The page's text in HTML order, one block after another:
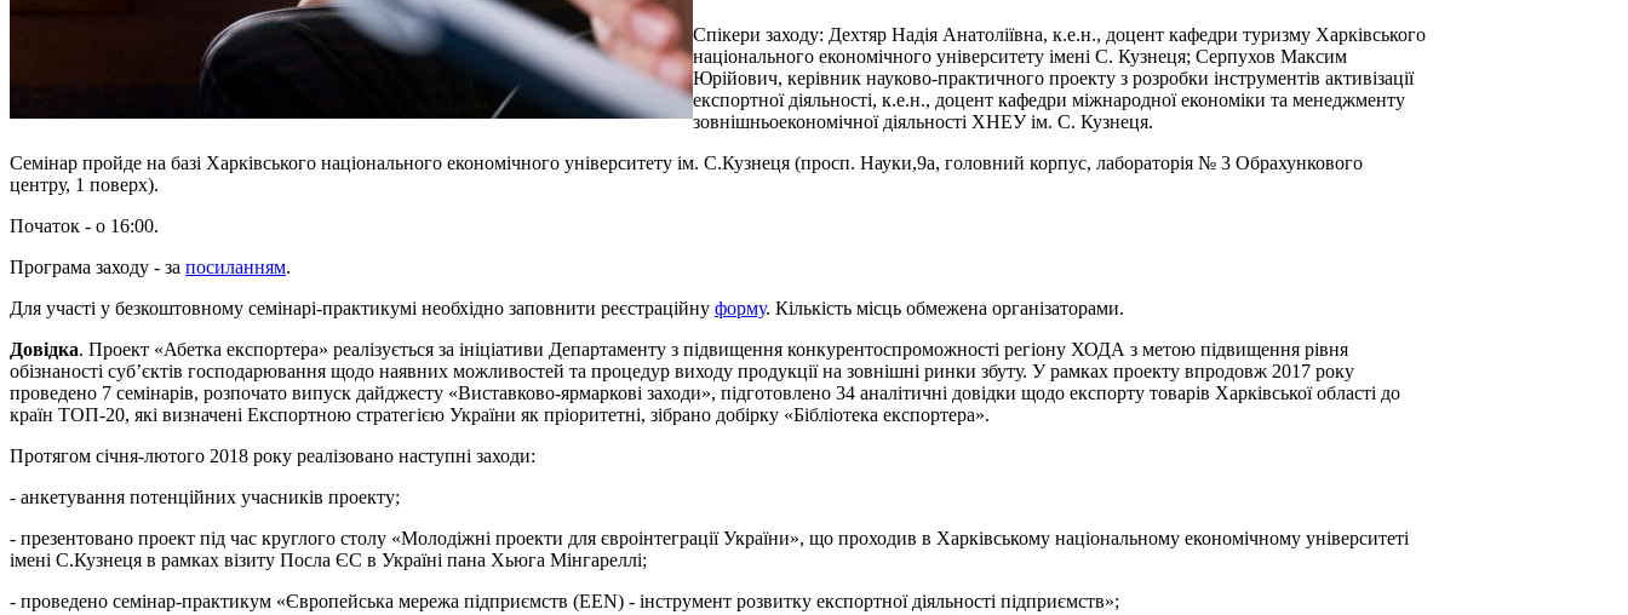
Спікери заходу: Дехтяр Надія Анатоліївна, к.е.н., доцент кафедри туризму Харківського
національного економічного університету імені С. Кузнеця; Серпухов Максим
Юрійович, керівник науково-практичного проекту з розробки інструментів активізації
експортної діяльності, к.е.н., доцент кафедри міжнародної економіки та менеджменту
зовнішньоекономічної діяльності ХНЕУ ім. С. Кузнеця.
Семінар пройде на базі Харківського національного економічного університету ім. С.Кузнеця (просп. Науки,9а, головний корпус, лабораторія № 3 Обрахункового
центру, 1 поверх).
Початок - о 16:00.
Програма заходу - за посиланням.
Для участі у безкоштовному семінарі-практикумі необхідно заповнити реєстраційну форму. Кількість місць обмежена організаторами.
Довідка. Проект «Абетка експортера» реалізується за ініціативи Департаменту з підвищення конкурентоспроможності регіону ХОДА з метою підвищення рівня
обізнаності суб’єктів господарювання щодо наявних можливостей та процедур виходу продукції на зовнішні ринки збуту. У рамках проекту впродовж 2017 року
проведено 7 семінарів, розпочато випуск дайджесту «Виставково-ярмаркові заходи», підготовлено 34 аналітичні довідки щодо експорту товарів Харківської області до
країн ТОП-20, які визначені Експортною стратегією України як пріоритетні, зібрано добірку «Бібліотека експортера».
Протягом січня-лютого 2018 року реалізовано наступні заходи:
- анкетування потенційних учасників проекту;
- презентовано проект під час круглого столу «Молодіжні проекти для євроінтеграції України», що проходив в Харківському національному економічному університеті
імені С.Кузнеця в рамках візиту Посла ЄС в Україні пана Хьюга Мінгареллі;
- проведено семінар-практикум «Європейська мережа підприємств (EEN) - інструмент розвитку експортної діяльності підприємств»;